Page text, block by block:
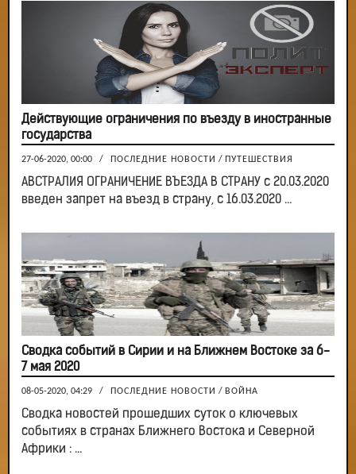
Действующие ограничения по въезду в иностранные
государства
27-06-2020, 00:00 / ПОСЛЕДНИЕ НОВОСТИ / ПУТЕШЕСТВИЯ
АВСТРАЛИЯ ОГРАНИЧЕНИЕ ВЪЕЗДА В СТРАНУ с 20.03.2020
введен запрет на въезд в страну, с 16.03.2020 ...
Сводка событий в Сирии и на Ближнем Востоке за 6-
7 мая 2020
08-05-2020, 04:29 / ПОСЛЕДНИЕ НОВОСТИ / ВОЙНА
Сводка новостей прошедших суток о ключевых
событиях в странах Ближнего Востока и Северной
Африки : ...